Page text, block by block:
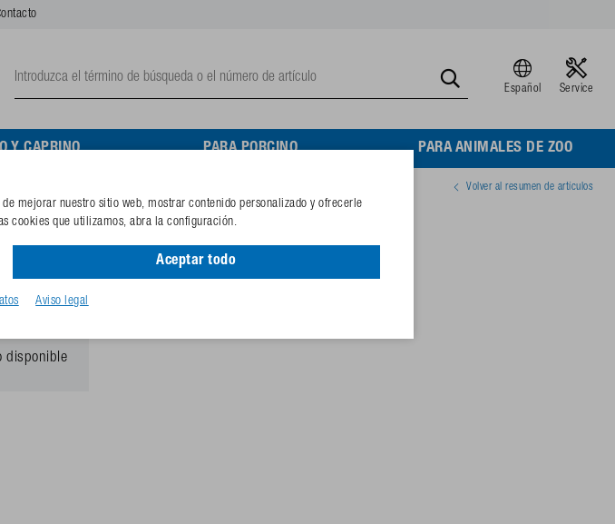
Español Service
Y CAPRINO PARA PORCINO PARA ANIMALES DE ZOO
Volver al resumen de artículos
soportes para 1,5 m
130.7054
disponible
mejorar nuestro sitio web, mostrar contenido personalizado y ofrecerle
cookies que utilizamos, abra la configuración.
Aceptar todo
Aviso legal